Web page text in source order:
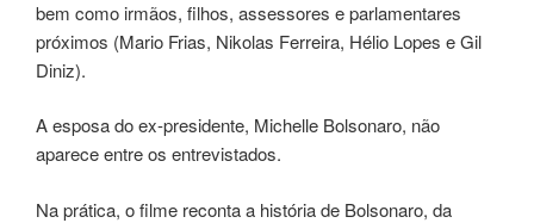
bem como irmãos, filhos, assessores e parlamentares
próximos (Mario Frias, Nikolas Ferreira, Hélio Lopes e Gil
Diniz).
A esposa do ex-presidente, Michelle Bolsonaro, não
aparece entre os entrevistados.
Na prática, o filme reconta a história de Bolsonaro, da